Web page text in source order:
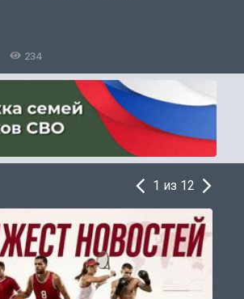
234
1 из 12